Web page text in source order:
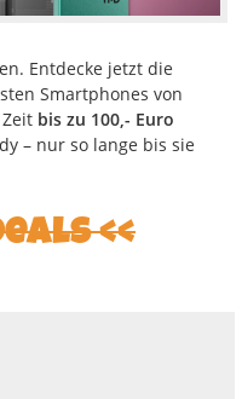
Entdecke jetzt die
Smartphones von
bis zu 100,- Euro
– nur so lange bis sie